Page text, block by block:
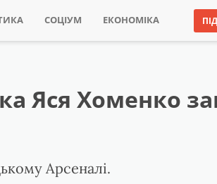
СОЦІУМ ЕКОНОМІКА
Яся Хоменко
Арсеналі.